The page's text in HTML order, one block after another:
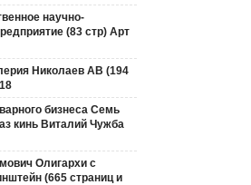
научно-
(83 стр) Арт
Николаев АВ (194
бизнеса Семь
кинь Виталий Чужба
Олигархи с
(665 страниц и